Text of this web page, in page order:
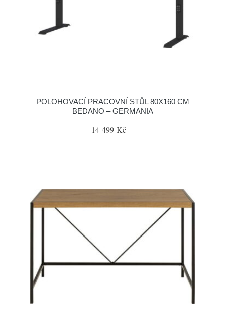
POLOHOVACÍ PRACOVNÍ STŮL 80X160 CM
BEDANO – GERMANIA
14 499 Kč